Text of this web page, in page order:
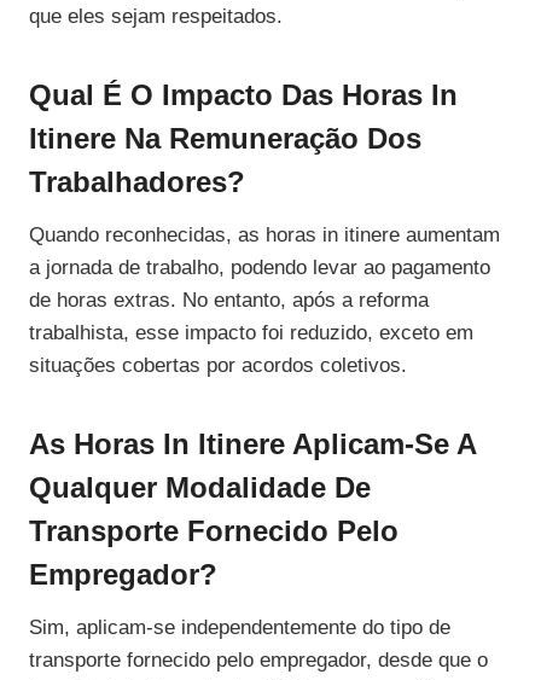
que eles sejam respeitados.
Qual É O Impacto Das Horas In
Itinere Na Remuneração Dos
Trabalhadores?
Quando reconhecidas, as horas in itinere aumentam
a jornada de trabalho, podendo levar ao pagamento
de horas extras. No entanto, após a reforma
trabalhista, esse impacto foi reduzido, exceto em
situações cobertas por acordos coletivos.
As Horas In Itinere Aplicam-Se A
Qualquer Modalidade De
Transporte Fornecido Pelo
Empregador?
Sim, aplicam-se independentemente do tipo de
transporte fornecido pelo empregador, desde que o